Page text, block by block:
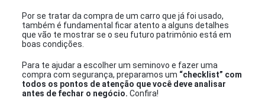
Por se tratar da compra de um carro que já foi usado,
também é fundamental ficar atento a alguns detalhes
que vão te mostrar se o seu futuro patrimônio está em
boas condições.
Para te ajudar a escolher um seminovo e fazer uma
compra com segurança, preparamos um “checklist” com
todos os pontos de atenção que você deve analisar
antes de fechar o negócio. Confira!